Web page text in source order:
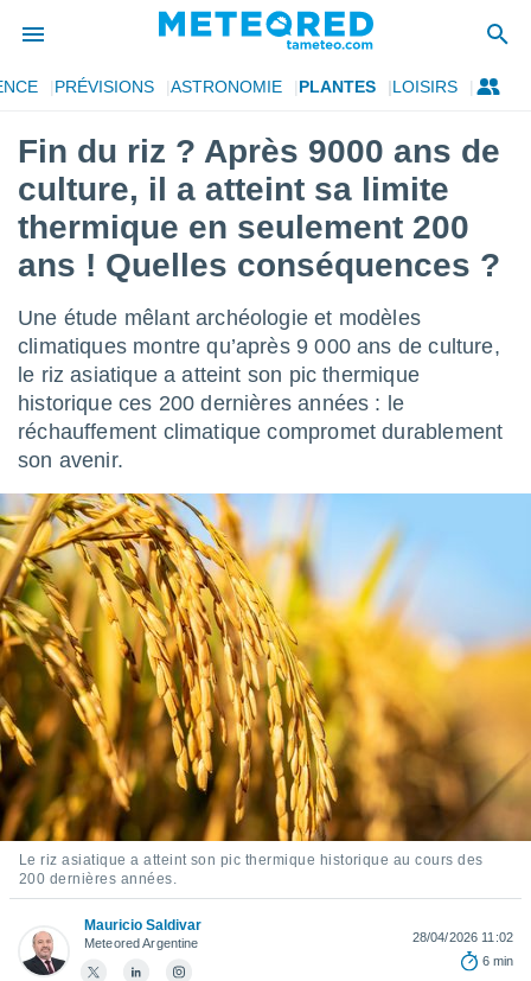
de
a
par
des
en
les
et
des
par le
nous
de
des
ACCEPTER
ET
CONTINUER
PARAMÈTRES
PRÉVISIONS ASTRONOMIE PLANTES LOISIRS
Fin du riz ? Après 9000 ans de
culture, il a atteint sa limite
thermique en seulement 200
ans ! Quelles conséquences ?
Une étude mêlant archéologie et modèles
climatiques montre qu’après 9 000 ans de culture,
le riz asiatique a atteint son pic thermique
historique ces 200 dernières années : le
réchauffement climatique compromet durablement
son avenir.
Le riz asiatique a atteint son pic thermique historique au cours des
200 dernières années.
Mauricio Saldivar
Meteored Argentine
28/04/2026 11:02
6 min